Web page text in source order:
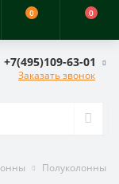
0 0
+7(495)109-63-01
Заказать звонок
Полуколонны